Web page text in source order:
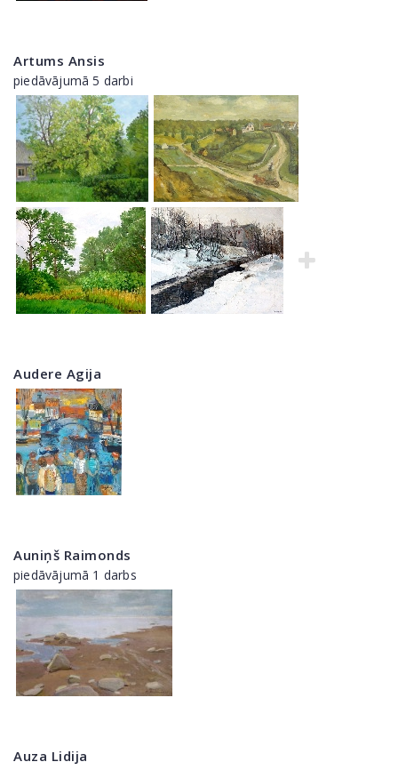
Artums Ansis
piedāvājumā 5 darbi
Audere Agija
Auniņš Raimonds
piedāvājumā 1 darbs
Auza Lidija